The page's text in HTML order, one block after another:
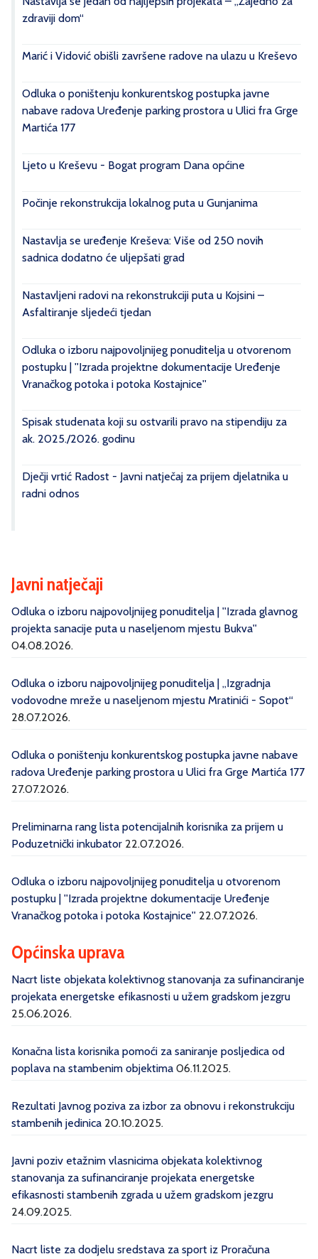
zdraviji dom“
Marić i Vidović obišli završene radove na ulazu u Kreševo
Odluka o poništenju konkurentskog postupka javne
nabave radova Uređenje parking prostora u Ulici fra Grge
Martića 177
Ljeto u Kreševu - Bogat program Dana općine
Počinje rekonstrukcija lokalnog puta u Gunjanima
Nastavlja se uređenje Kreševa: Više od 250 novih
sadnica dodatno će uljepšati grad
Nastavljeni radovi na rekonstrukciji puta u Kojsini –
Asfaltiranje sljedeći tjedan
Odluka o izboru najpovoljnijeg ponuditelja u otvorenom
postupku | ''Izrada projektne dokumentacije Uređenje
Vranačkog potoka i potoka Kostajnice''
Spisak studenata koji su ostvarili pravo na stipendiju za
ak. 2025./2026. godinu
Dječji vrtić Radost - Javni natječaj za prijem djelatnika u
radni odnos
Javni natječaji
Odluka o izboru najpovoljnijeg ponuditelja | ''Izrada glavnog
projekta sanacije puta u naseljenom mjestu Bukva''
04.08.2026.
Odluka o izboru najpovoljnijeg ponuditelja | „Izgradnja
vodovodne mreže u naseljenom mjestu Mratinići - Sopot“
28.07.2026.
Odluka o poništenju konkurentskog postupka javne nabave
radova Uređenje parking prostora u Ulici fra Grge Martića 177
27.07.2026.
Preliminarna rang lista potencijalnih korisnika za prijem u
Poduzetnički inkubator 22.07.2026.
Odluka o izboru najpovoljnijeg ponuditelja u otvorenom
postupku | ''Izrada projektne dokumentacije Uređenje
Vranačkog potoka i potoka Kostajnice'' 22.07.2026.
Općinska uprava
Nacrt liste objekata kolektivnog stanovanja za sufinanciranje
projekata energetske efikasnosti u užem gradskom jezgru
25.06.2026.
Konačna lista korisnika pomoći za saniranje posljedica od
poplava na stambenim objektima 06.11.2025.
Rezultati Javnog poziva za izbor za obnovu i rekonstrukciju
stambenih jedinica 20.10.2025.
Javni poziv etažnim vlasnicima objekata kolektivnog
stanovanja za sufinanciranje projekata energetske
efikasnosti stambenih zgrada u užem gradskom jezgru
24.09.2025.
Nacrt liste za dodjelu sredstava za sport iz Proračuna